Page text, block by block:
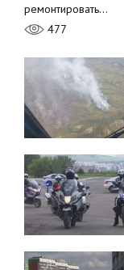
ремонтировать…
477